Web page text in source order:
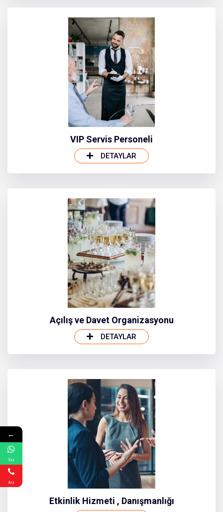
VIP Servis Personeli
DETAYLAR
Açılış ve Davet Organizasyonu
DETAYLAR
Etkinlik Hizmeti , Danışmanlığı
←
Yaz
Ara